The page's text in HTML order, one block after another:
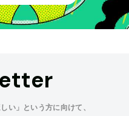
い」という方に向けて、